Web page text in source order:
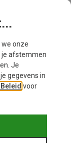
we onze
je afstemmen
Je
gegevens in
voor